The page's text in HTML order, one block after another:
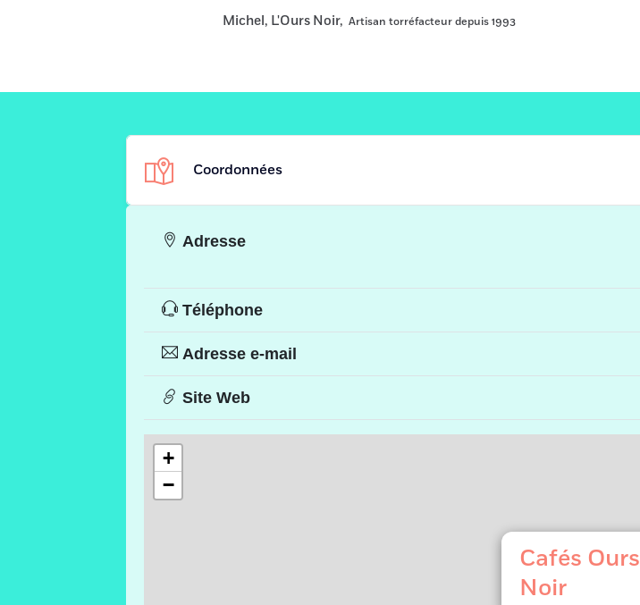
Michel, L'Ours Noir, Artisan torréfacteur depuis 1993
Coordonnées
Adresse
Téléphone
Adresse e-mail
Site Web
Cafés Ours
Noir
+
−